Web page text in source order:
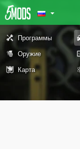
Программы
Оружие
Карта